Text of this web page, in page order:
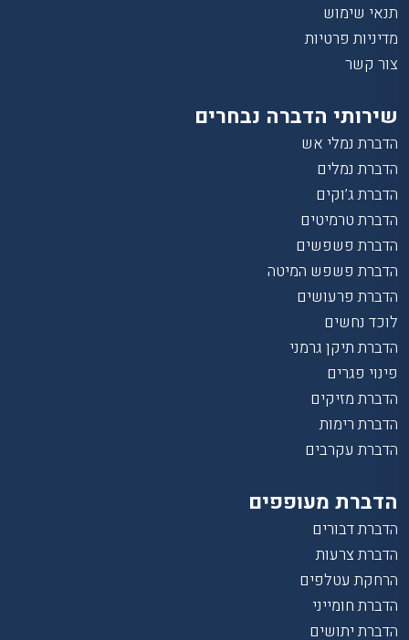
תנאי שימוש
מדיניות פרטיות
צור קשר
שירותי הדברה נבחרים
הדברת נמלי אש
הדברת נמלים
הדברת ג’וקים
הדברת טרמיטים
הדברת פשפשים
הדברת פשפש המיטה
הדברת פרעושים
לוכד נחשים
הדברת תיקן גרמני
פינוי פגרים
הדברת מזיקים
הדברת רימות
הדברת עקרבים
הדברת מעופפים
הדברת דבורים
הדברת צרעות
הרחקת עטלפים
הדברת חומייני
הדברת יתושים